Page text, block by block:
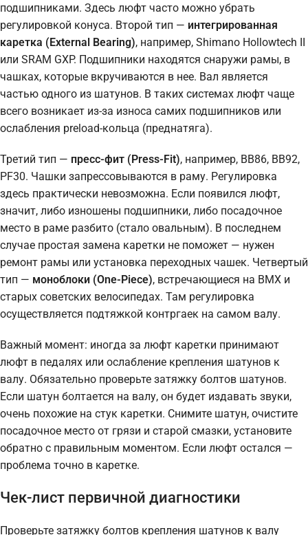
подшипниками. Здесь люфт часто можно убрать
регулировкой конуса. Второй тип — интегрированная
каретка (External Bearing), например, Shimano Hollowtech II
или SRAM GXP. Подшипники находятся снаружи рамы, в
чашках, которые вкручиваются в нее. Вал является
частью одного из шатунов. В таких системах люфт чаще
всего возникает из-за износа самих подшипников или
ослабления preload-кольца (преднатяга).
Третий тип — пресс-фит (Press-Fit), например, BB86, BB92,
PF30. Чашки запрессовываются в раму. Регулировка
здесь практически невозможна. Если появился люфт,
значит, либо изношены подшипники, либо посадочное
место в раме разбито (стало овальным). В последнем
случае простая замена каретки не поможет — нужен
ремонт рамы или установка переходных чашек. Четвертый
тип — моноблоки (One-Piece), встречающиеся на BMX и
старых советских велосипедах. Там регулировка
осуществляется подтяжкой контргаек на самом валу.
Важный момент: иногда за люфт каретки принимают
люфт в педалях или ослабление крепления шатунов к
валу. Обязательно проверьте затяжку болтов шатунов.
Если шатун болтается на валу, он будет издавать звуки,
очень похожие на стук каретки. Снимите шатун, очистите
посадочное место от грязи и старой смазки, установите
обратно с правильным моментом. Если люфт остался —
проблема точно в каретке.
Чек-лист первичной диагностики
Проверьте затяжку болтов крепления шатунов к валу